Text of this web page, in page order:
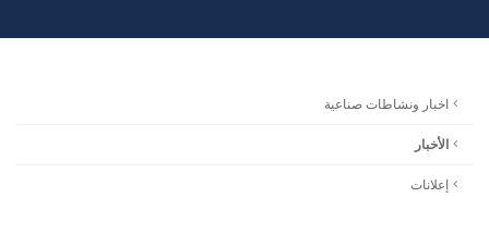
اخبار ونشاطات صناعية
الأخبار
إعلانات